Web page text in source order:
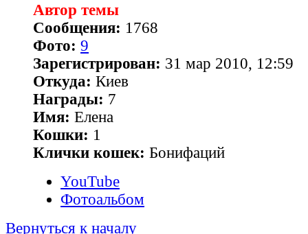
Автор темы
Сообщения: 1768
Фото: 9
Зарегистрирован: 31 мар 2010, 12:59
Откуда: Киев
Награды: 7
Имя: Елена
Кошки: 1
Клички кошек: Бонифаций
YouTube
Фотоальбом
Вернуться к началу